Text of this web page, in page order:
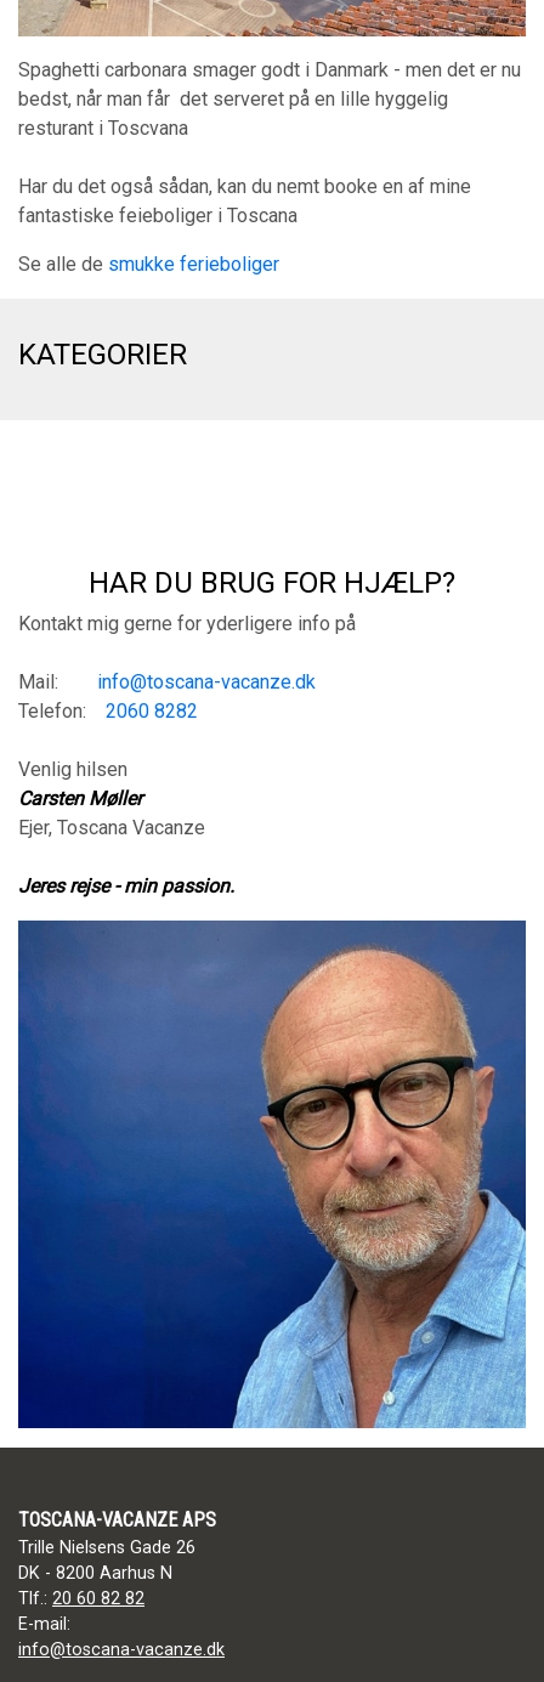
Spaghetti carbonara smager godt i Danmark - men det er nu
bedst, når man får det serveret på en lille hyggelig
resturant i Toscvana
Har du det også sådan, kan du nemt booke en af mine
fantastiske feieboliger i Toscana
Se alle de smukke ferieboliger
KATEGORIER
HAR DU BRUG FOR HJÆLP?
Kontakt mig gerne for yderligere info på
Mail: info@toscana-vacanze.dk
Telefon: 2060 8282
Venlig hilsen
Carsten Møller
Ejer, Toscana Vacanze
Jeres rejse - min passion.
TOSCANA-VACANZE APS
Trille Nielsens Gade 26
DK - 8200 Aarhus N
Tlf.: 20 60 82 82
E-mail:
info@toscana-vacanze.dk